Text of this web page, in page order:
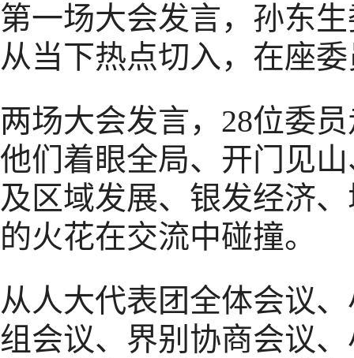
第一场大会发言，孙东
从当下热点切入，在座
两场大会发言，28位委
他们着眼全局、开门见
及区域发展、银发经济
的火花在交流中碰撞。
从人大代表团全体会议
组会议、界别协商会议